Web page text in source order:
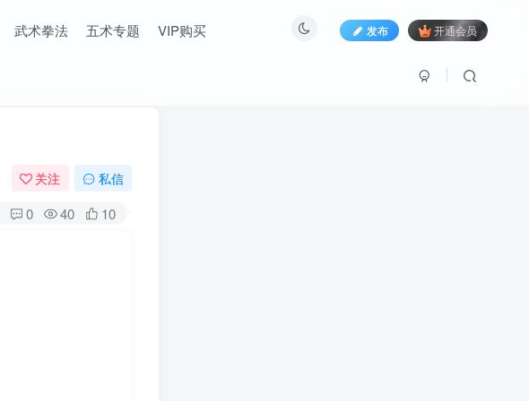
武术拳法 五术专题 VIP购买 发布 开通会员
关注 私信
0 40 10